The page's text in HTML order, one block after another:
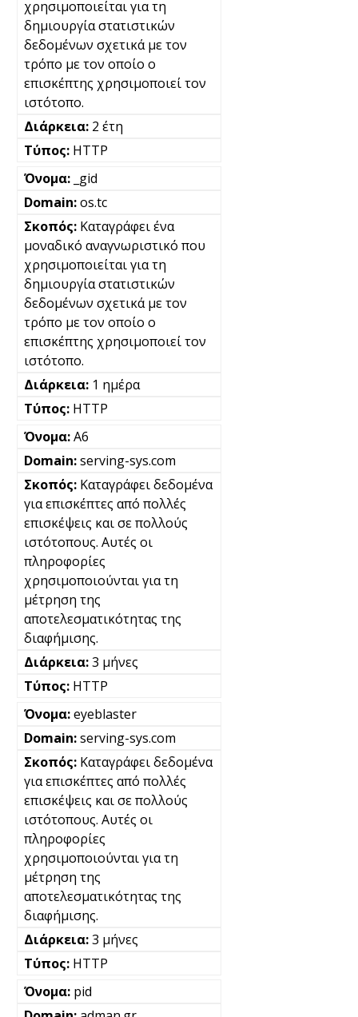
χρησιμοποιείται για τη
δημιουργία στατιστικών
δεδομένων σχετικά με τον
τρόπο με τον οποίο ο
επισκέπτης χρησιμοποιεί τον
ιστότοπο.
2 έτη
HTTP
_gid
os.tc
Καταγράφει ένα
μοναδικό αναγνωριστικό που
χρησιμοποιείται για τη
δημιουργία στατιστικών
δεδομένων σχετικά με τον
τρόπο με τον οποίο ο
επισκέπτης χρησιμοποιεί τον
ιστότοπο.
1 ημέρα
HTTP
A6
serving-sys.com
Καταγράφει δεδομένα
για επισκέπτες από πολλές
επισκέψεις και σε πολλούς
ιστότοπους. Αυτές οι
πληροφορίες
χρησιμοποιούνται για τη
μέτρηση της
αποτελεσματικότητας της
διαφήμισης.
3 μήνες
HTTP
eyeblaster
serving-sys.com
Καταγράφει δεδομένα
για επισκέπτες από πολλές
επισκέψεις και σε πολλούς
ιστότοπους. Αυτές οι
πληροφορίες
χρησιμοποιούνται για τη
μέτρηση της
αποτελεσματικότητας της
διαφήμισης.
3 μήνες
HTTP
pid